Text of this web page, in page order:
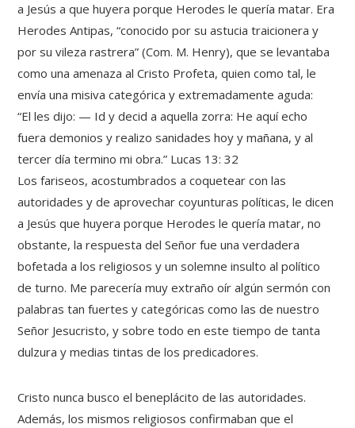
a Jesús a que huyera porque Herodes le quería matar. Era
Herodes Antipas, “conocido por su astucia traicionera y
por su vileza rastrera” (Com. M. Henry), que se levantaba
como una amenaza al Cristo Profeta, quien como tal, le
envía una misiva categórica y extremadamente aguda:
“El les dijo: — Id y decid a aquella zorra: He aquí echo
fuera demonios y realizo sanidades hoy y mañana, y al
tercer día termino mi obra.” Lucas 13: 32
Los fariseos, acostumbrados a coquetear con las
autoridades y de aprovechar coyunturas políticas, le dicen
a Jesús que huyera porque Herodes le quería matar, no
obstante, la respuesta del Señor fue una verdadera
bofetada a los religiosos y un solemne insulto al político
de turno. Me parecería muy extraño oír algún sermón con
palabras tan fuertes y categóricas como las de nuestro
Señor Jesucristo, y sobre todo en este tiempo de tanta
dulzura y medias tintas de los predicadores.
Cristo nunca busco el beneplácito de las autoridades.
Además, los mismos religiosos confirmaban que el